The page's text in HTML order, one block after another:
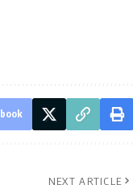
NEXT ARTICLE